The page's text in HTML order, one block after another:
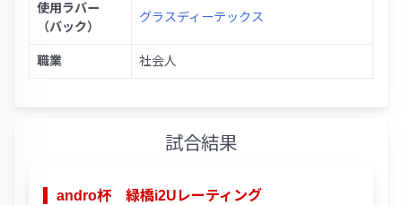
使用ラバー
（バック）
グラスディーテックス
職業 社会人
試合結果
andro杯 緑橋i2Uレーティング